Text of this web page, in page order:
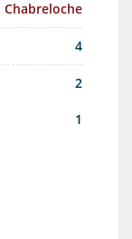
Chabreloche
4
2
1